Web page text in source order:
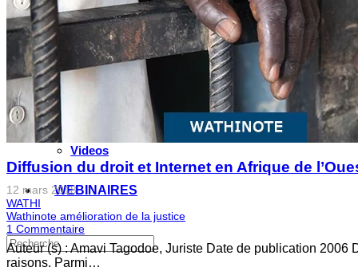
Le partenariat avec l’IRIS
MULTIMÉDIA
Les Voix(es) de WATHI
Videos
WEBINAIRES
Diffusion du droit et Internet en Afrique de
12 mars 2018
WATHI
Wathinote amélioration de la justice
1 Commentaire
Auteur (s) : Amavi Tagodoe, Juriste Date de publication 2006
raisons. Parmi…